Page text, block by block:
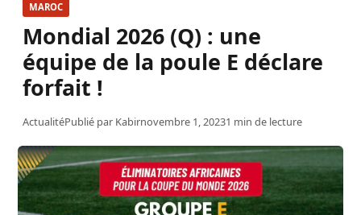
MAROC
Mondial 2026 (Q) : une
équipe de la poule E déclare
forfait !
ActualitéPublié par Kabirnovembre 1, 20231 min de lecture